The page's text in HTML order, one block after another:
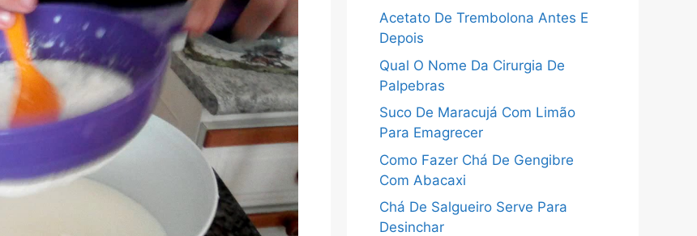
Acetato De Trembolona Antes E
Depois
Qual O Nome Da Cirurgia De
Palpebras
Suco De Maracujá Com Limão
Para Emagrecer
Como Fazer Chá De Gengibre
Com Abacaxi
Chá De Salgueiro Serve Para
Desinchar